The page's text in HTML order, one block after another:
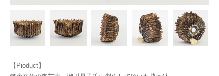
【Product】